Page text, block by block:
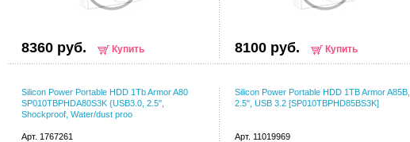
8360 руб. Купить 8100 руб. Купить
Silicon Power Portable HDD 1Tb Armor A80
SP010TBPHDA80S3K {USB3.0, 2.5",
Shockproof, Water/dust proo
Арт. 1767261
Silicon Power Portable HDD 1TB Armor A85B,
2.5", USB 3.2 [SP010TBPHD85BS3K]
Арт. 11019969